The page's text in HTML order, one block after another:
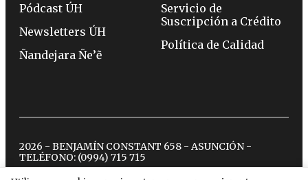
Pódcast ÚH
Newsletters ÚH
Ñandejara Ñe’ẽ
Servicio de
Suscripción a Crédito
Política de Calidad
2026 - BENJAMÍN CONSTANT 658 - ASUNCIÓN -
TELÉFONO: (0994) 715 715